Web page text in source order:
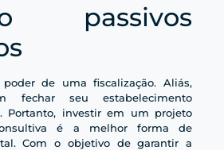
passivos
de uma fiscalização. Aliás,
fechar seu estabelecimento
Portanto, investir em um projeto
é a melhor forma de
Com o objetivo de garantir a